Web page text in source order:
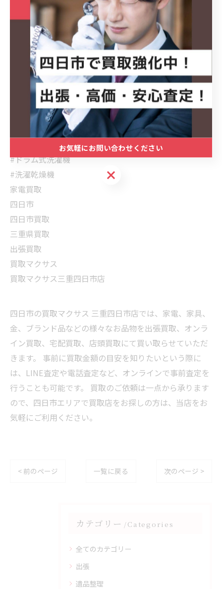
📦 冷蔵庫・エアコンなどとのまとめ売りで査定額UP！
────────────
🔍 ハッシュタグ
#Panasonic
#パナソニック
#ドラム式洗濯機
#洗濯乾燥機
家電買取
四日市
四日市買取
三重県買取
出張買取
買取マクサス
買取マクサス三重四日市店
四日市の買取マクサス 三重四日市店では、家電、家具、
金、ブランド品などの様々なお品物を出張買取、オンラ
イン買取、宅配買取、店頭買取にて買い取らせていただ
きます。 事前に買取金額の目安を知りたいという際に
は、LINE査定や電話査定など、オンラインで事前査定を
行うことも可能です。 買取のご依頼は一点から承ります
ので、四日市エリアで買取店をお探しの方は、当店をお
気軽にご利用ください。
< 前のページ 一覧に戻る 次のページ >
カテゴリー Categories
全てのカテゴリー
出張
遺品整理
お気軽にお問い合わせください
お気軽にお問い合わせください